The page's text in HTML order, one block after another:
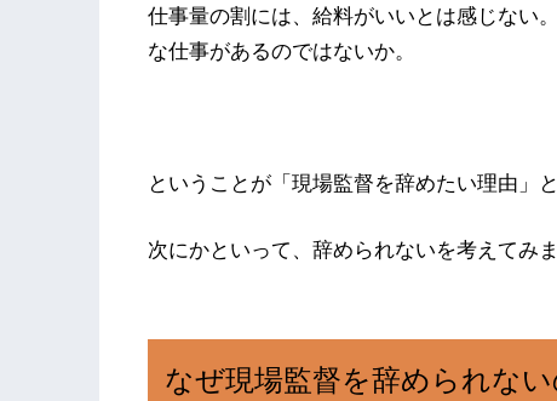
仕事量の割には、給料がいいとは感じない
な仕事があるのではないか。
ということが「現場監督を辞めたい理由」
次にかといって、辞められないを考えてみま
なぜ現場監督を辞められな